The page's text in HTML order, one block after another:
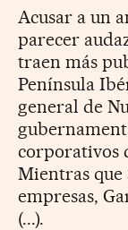
Acusar a un
parecer
traen más
Península
general de
corporativos
Mientras que
empresas,
(...).